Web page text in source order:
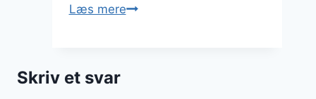
Læs mereTortellini
Skriv et svar